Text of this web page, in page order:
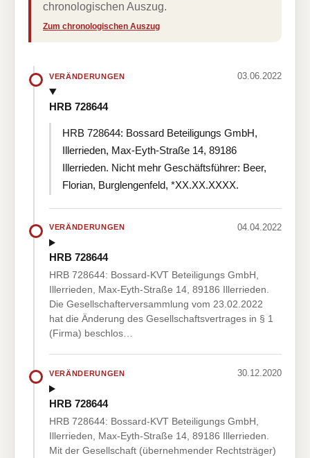
chronologischen Auszug.
Zum chronologischen Auszug
VERÄNDERUNGEN 03.06.2022
HRB 728644
HRB 728644: Bossard Beteiligungs GmbH,
Illerrieden, Max-Eyth-Straße 14, 89186
Illerrieden. Nicht mehr Geschäftsführer: Beer,
Florian, Burglengenfeld, *XX.XX.XXXX.
VERÄNDERUNGEN 04.04.2022
HRB 728644
HRB 728644: Bossard-KVT Beteiligungs GmbH,
Illerrieden, Max-Eyth-Straße 14, 89186 Illerrieden.
Die Gesellschafterversammlung vom 23.02.2022
hat die Änderung des Gesellschaftsvertrages in § 1
(Firma) beschlos…
VERÄNDERUNGEN 30.12.2020
HRB 728644
HRB 728644: Bossard-KVT Beteiligungs GmbH,
Illerrieden, Max-Eyth-Straße 14, 89186 Illerrieden.
Mit der Gesellschaft (übernehmender Rechtsträger)